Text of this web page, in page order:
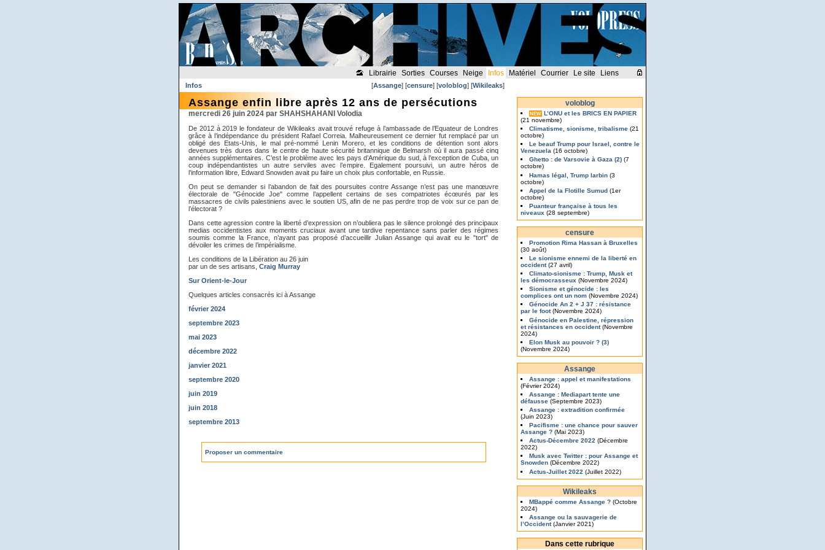
Librairie Sorties Courses Neige Infos Matériel Courrier Le site Liens
[Assange] [censure] [voloblog] [Wikileaks]
Infos
Assange enfin libre après 12 ans de persécutions
mercredi 26 juin 2024 par SHAHSHAHANI Volodia
De 2012 à 2019 le fondateur de Wikileaks avait trouvé refuge à l’ambassade de l’Equateur de Londres
grâce à l’indépendance du président Rafael Correia. Malheureusement ce dernier fut remplacé par un
obligé des Etats-Unis, le mal pré-nommé Lenin Morero, et les conditions de détention sont alors
devenues très dures dans le centre de haute sécurité britannique de Belmarsh où il aura passé cinq
années supplémentaires. C’est le problème avec les pays d’Amérique du sud, à l’exception de Cuba, un
coup indépendantistes un autre serviles avec l’empire. Egalement poursuivi, un autre héros de
l’information libre, Edward Snowden avait pu faire un choix plus confortable, en Russie.
On peut se demander si l’abandon de fait des poursuites contre Assange n’est pas une manœuvre
électorale de "Génocide Joe" comme l’appellent certains de ses compatriotes écœurés par les
massacres de civils palestiniens avec le soutien US, afin de ne pas perdre trop de voix sur ce pan de
l’électorat ?
Dans cette agression contre la liberté d’expression on n’oubliera pas le silence prolongé des principaux
medias occidentistes aux moments cruciaux avant une tardive repentance sans parler des régimes
soumis comme la France, n’ayant pas proposé d’accueillir Julian Assange qui avait eu le "tort" de
dévoiler les crimes de l’impérialisme.
Les conditions de la Libération au 26 juin
par un de ses artisans, Craig Murray
Sur Orient-le-Jour
Quelques articles consacrés ici à Assange
février 2024
septembre 2023
mai 2023
décembre 2022
janvier 2021
septembre 2020
juin 2019
juin 2018
septembre 2013
Proposer un commentaire
voloblog
NEW L’ONU et les BRICS EN PAPIER
(21 novembre)
Climatisme, sionisme, tribalisme (21
octobre)
Le beauf Trump pour Israel, contre le
Venezuela (16 octobre)
Ghetto : de Varsovie à Gaza (2) (7
octobre)
Hamas légal, Trump larbin(3
octobre)
Appel de la Flotille Sumud (1er
octobre)
Puanteur française à tous les
niveaux (28 septembre)
censure
Promotion Rima Hassan à Bruxelles
(30 août)
Le sionisme ennemi de la liberté en
occident(27 avril)
Climato-sionisme : Trump, Musk et
les démocrasseux (Novembre 2024)
Sionisme et génocide : les
complices ont un nom (Novembre 2024)
Génocide An 2 + J 37 : résistance
par le foot(Novembre 2024)
Génocide en Palestine, répression
et résistances en occident(Novembre
2024)
Elon Musk au pouvoir ? (3)
(Novembre 2024)
Assange
Assange : appel et manifestations
(Février 2024)
Assange : Mediapart tente une
défausse (Septembre 2023)
Assange : extradition confirmée
(Juin 2023)
Pacifisme : une chance pour sauver
Assange ? (Mai 2023)
Actus-Décembre 2022 (Décembre
2022)
Musk avec Twitter : pour Assange et
Snowden (Décembre 2022)
Actus-Juillet 2022 (Juillet 2022)
Wikileaks
MBappé comme Assange ? (Octobre
2024)
Assange ou la sauvagerie de
l’Occident(Janvier 2021)
Dans cette rubrique